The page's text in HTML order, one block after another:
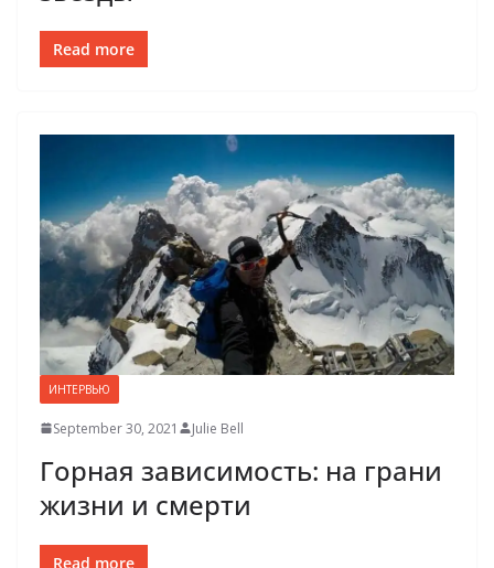
Read more
ИНТЕРВЬЮ
September 30, 2021 Julie Bell
Горная зависимость: на грани
жизни и смерти
Read more